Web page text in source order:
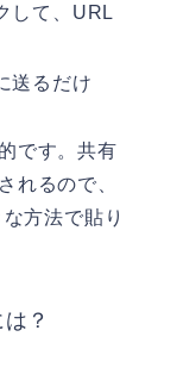
して、URL
送るだけ
です。共有
れるので、
方法で貼り
？